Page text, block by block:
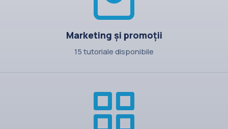
Marketing și promoții
15 tutoriale disponibile